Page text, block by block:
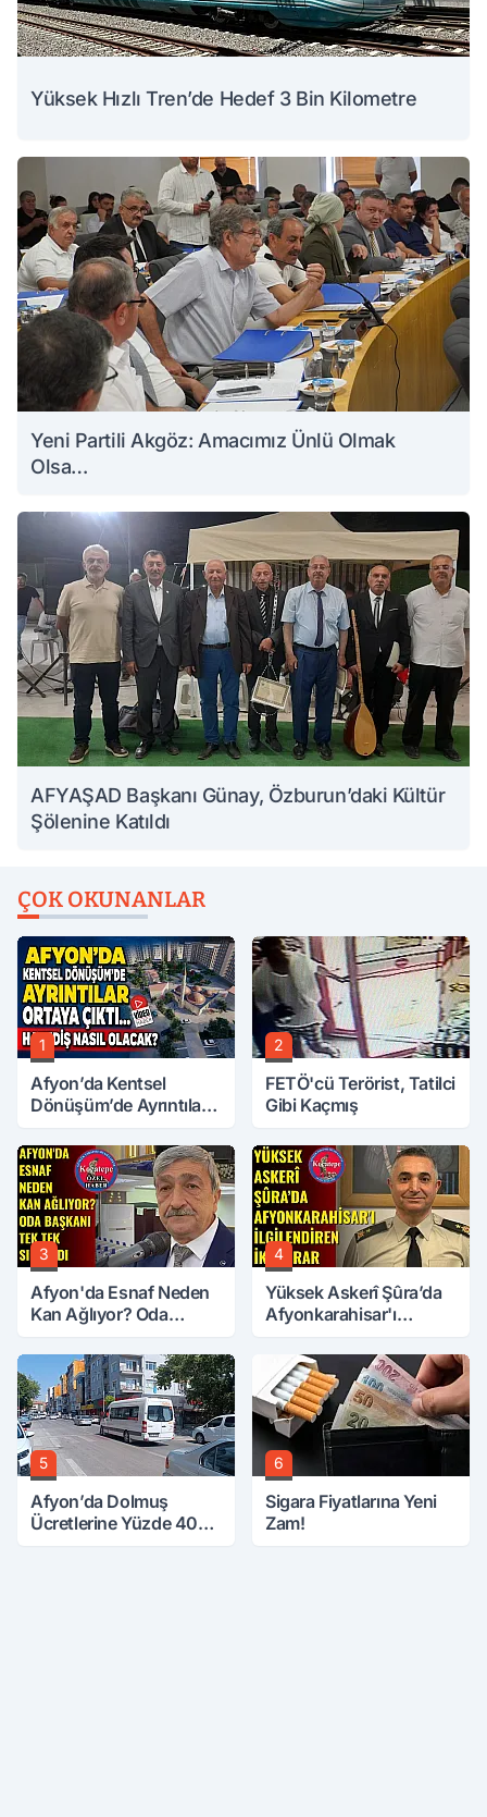
Yüksek Hızlı Tren’de Hedef 3 Bin Kilometre
Yeni Partili Akgöz: Amacımız Ünlü Olmak
Olsa…
AFYAŞAD Başkanı Günay, Özburun’daki Kültür
Şölenine Katıldı
ÇOK OKUNANLAR
1
Afyon’da Kentsel
Dönüşüm’de Ayrıntılar
Nasıl Olacak?
2
FETÖ'cü Terörist, Tatilci
Gibi Kaçmış
3
Afyon'da Esnaf Neden
Kan Ağlıyor? Oda
4
Yüksek Askerî Şûra’da
Afyonkarahisar'ı
5
Afyon’da Dolmuş
Ücretlerine Yüzde 40
6
Sigara Fiyatlarına Yeni
Zam!